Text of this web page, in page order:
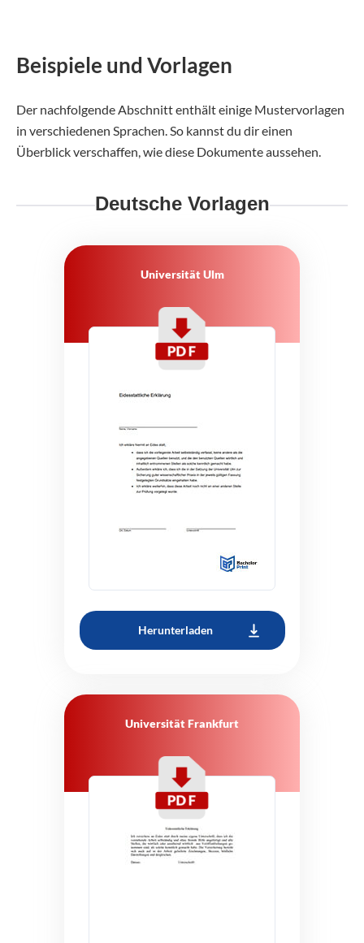
Beispiele und Vorlagen
Der nachfolgende Abschnitt enthält einige Mustervorlagen
in verschiedenen Sprachen. So kannst du dir einen
Überblick verschaffen, wie diese Dokumente aussehen.
Deutsche Vorlagen
Universität Ulm
Herunterladen
Universität Frankfurt